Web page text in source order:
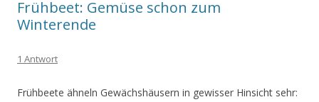
Frühbeet: Gemüse schon zum
Winterende
1 Antwort
Frühbeete ähneln Gewächshäusern in gewisser Hinsicht sehr: